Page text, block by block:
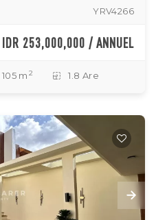
YRV4266
IDR 253,000,000 / ANNUEL
105 m 2 1.8 Are